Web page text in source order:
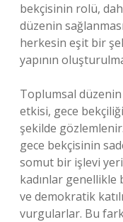
bekçisinin rolü,
düzenin
herkesin eşit bir
yapının
Toplumsal
etkisi, gece
şekilde
gece bekçisinin
somut bir işlevi
kadınlar
ve demokratik
vurgularlar. Bu